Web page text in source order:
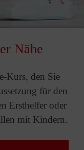
Nähe
Kurs, den Sie
für den
Ersthelfer oder
mit Kindern.